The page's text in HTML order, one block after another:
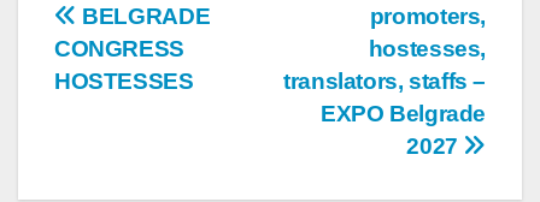
Post
navigation
promoters,
hostesses,
translators, staffs –
EXPO Belgrade
2027
BELGRADE
CONGRESS
HOSTESSES